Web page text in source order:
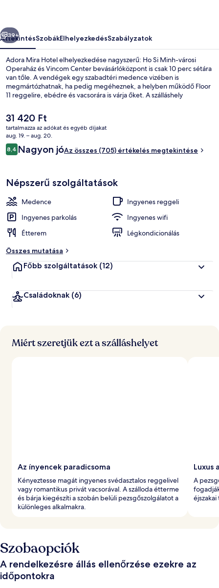
Következő
39+
ÁttekintésSzobákElhelyezkedésSzabályzatok
Adora Mira Hotel elhelyezkedése nagyszerű: Ho Si Minh-városi
Operaház és Vincom Center bevásárlóközpont is csak 10 perc sétára
van tőle. A vendégek egy szabadtéri medence vizében is
megmártózhatnak, ha pedig megéheznek, a helyben működő Floor
11 reggelire, ebédre és vacsorára is várja őket. A szálláshely
bár/delikát jóvoltából még nívósabb. Más utazók kiemelkedően
jónak tartják a hely következó jellemzőit: segítőkész személyzet.
Rövid sétával megközelíthető a tömegközlekedés: Opera House
állomás 7 perc, Ba Son állomás pedig 14 perc séta.
A
jelenlegi
ár
31 420 Ft
31 420 Ft
tartalmazza az adókat és egyéb díjakat
aug. 19. – aug. 20.
Értékelések
8,48,4 ennyiből: 10
Nagyon jóAz összes (705) értékelés megtekintése
Népszerű szolgáltatások
Medence
Ingyenes reggeli
Ingyenes parkolás
Ingyenes wifi
Étterem
Légkondicionálás
Összes mutatása
Főbb szolgáltatások (12)
Családoknak (6)
Miért szeretjük ezt a szálláshelyet
Az ínyencek paradicsoma
Kényeztesse magát ingyenes svédasztalos reggelivel
vagy romantikus privát vacsorával. A szálloda étterme
és bárja kiegészíti a szobán belüli pezsgőszolgálatot a
különleges alkalmakra.
Luxus
A
Szobaopciók
A rendelkezésre állás ellenőrzése ezekre az
időpontokra